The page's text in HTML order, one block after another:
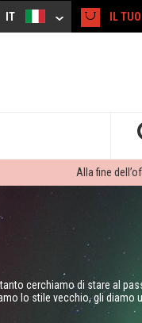
IT IL
Alla fine
cerchiamo di stare al
lo stile vecchio, gli diamo